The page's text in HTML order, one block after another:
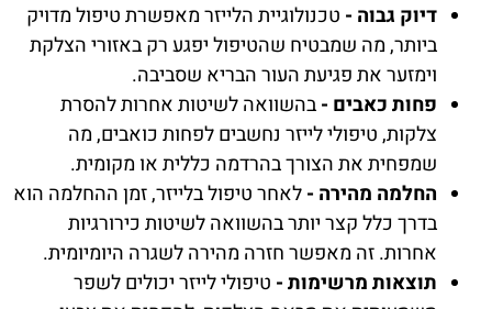
דיוק גבוה - טכנולוגיית הלייזר מאפשרת טיפול מדויק
ביותר, מה שמבטיח שהטיפול יפגע רק באזורי הצלקת
וימזער את פגיעת העור הבריא שסביבה.
פחות כאבים -בהשוואה לשיטות אחרות להסרת
צלקות, טיפולי לייזר נחשבים לפחות כואבים, מה
שמפחית את הצורך בהרדמה כללית או מקומית.
החלמה מהירה -לאחר טיפול בלייזר, זמן ההחלמה הוא
בדרך כלל קצר יותר בהשוואה לשיטות כירורגיות
אחרות. זה מאפשר חזרה מהירה לשגרה היומיומית.
תוצאות מרשימות - טיפולי לייזר יכולים לשפר